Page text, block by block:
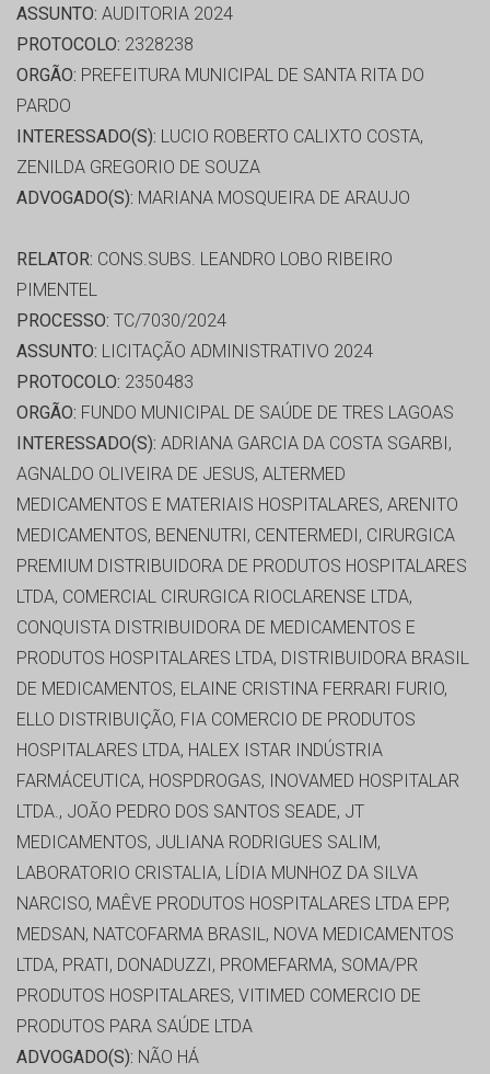
ASSUNTO: AUDITORIA 2024
PROTOCOLO: 2328238
ORGÃO: PREFEITURA MUNICIPAL DE SANTA RITA DO
PARDO
INTERESSADO(S): LUCIO ROBERTO CALIXTO COSTA,
ZENILDA GREGORIO DE SOUZA
ADVOGADO(S): MARIANA MOSQUEIRA DE ARAUJO
RELATOR: CONS.SUBS. LEANDRO LOBO RIBEIRO
PIMENTEL
PROCESSO: TC/7030/2024
ASSUNTO: LICITAÇÃO ADMINISTRATIVO 2024
PROTOCOLO: 2350483
ORGÃO: FUNDO MUNICIPAL DE SAÚDE DE TRES LAGOAS
INTERESSADO(S): ADRIANA GARCIA DA COSTA SGARBI,
AGNALDO OLIVEIRA DE JESUS, ALTERMED
MEDICAMENTOS E MATERIAIS HOSPITALARES, ARENITO
MEDICAMENTOS, BENENUTRI, CENTERMEDI, CIRURGICA
PREMIUM DISTRIBUIDORA DE PRODUTOS HOSPITALARES
LTDA, COMERCIAL CIRURGICA RIOCLARENSE LTDA,
CONQUISTA DISTRIBUIDORA DE MEDICAMENTOS E
PRODUTOS HOSPITALARES LTDA, DISTRIBUIDORA BRASIL
DE MEDICAMENTOS, ELAINE CRISTINA FERRARI FURIO,
ELLO DISTRIBUIÇÃO, FIA COMERCIO DE PRODUTOS
HOSPITALARES LTDA, HALEX ISTAR INDÚSTRIA
FARMÁCEUTICA, HOSPDROGAS, INOVAMED HOSPITALAR
LTDA., JOÃO PEDRO DOS SANTOS SEADE, JT
MEDICAMENTOS, JULIANA RODRIGUES SALIM,
LABORATORIO CRISTALIA, LÍDIA MUNHOZ DA SILVA
NARCISO, MAÊVE PRODUTOS HOSPITALARES LTDA EPP,
MEDSAN, NATCOFARMA BRASIL, NOVA MEDICAMENTOS
LTDA, PRATI, DONADUZZI, PROMEFARMA, SOMA/PR
PRODUTOS HOSPITALARES, VITIMED COMERCIO DE
PRODUTOS PARA SAÚDE LTDA
ADVOGADO(S): NÃO HÁ